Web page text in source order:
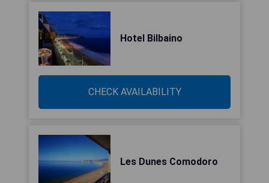
Hotel Bilbaino
CHECK AVAILABILITY
Les Dunes Comodoro